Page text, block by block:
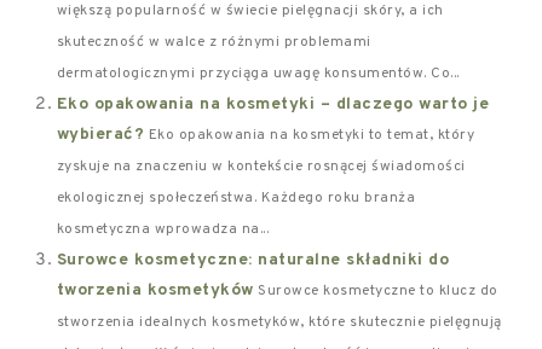
większą popularność w świecie pielęgnacji skóry, a ich
skuteczność w walce z różnymi problemami
dermatologicznymi przyciąga uwagę konsumentów. Co...
Eko opakowania na kosmetyki – dlaczego warto je
wybierać? Eko opakowania na kosmetyki to temat, który
zyskuje na znaczeniu w kontekście rosnącej świadomości
ekologicznej społeczeństwa. Każdego roku branża
kosmetyczna wprowadza na...
Surowce kosmetyczne: naturalne składniki do
tworzenia kosmetyków Surowce kosmetyczne to klucz do
stworzenia idealnych kosmetyków, które skutecznie pielęgnują